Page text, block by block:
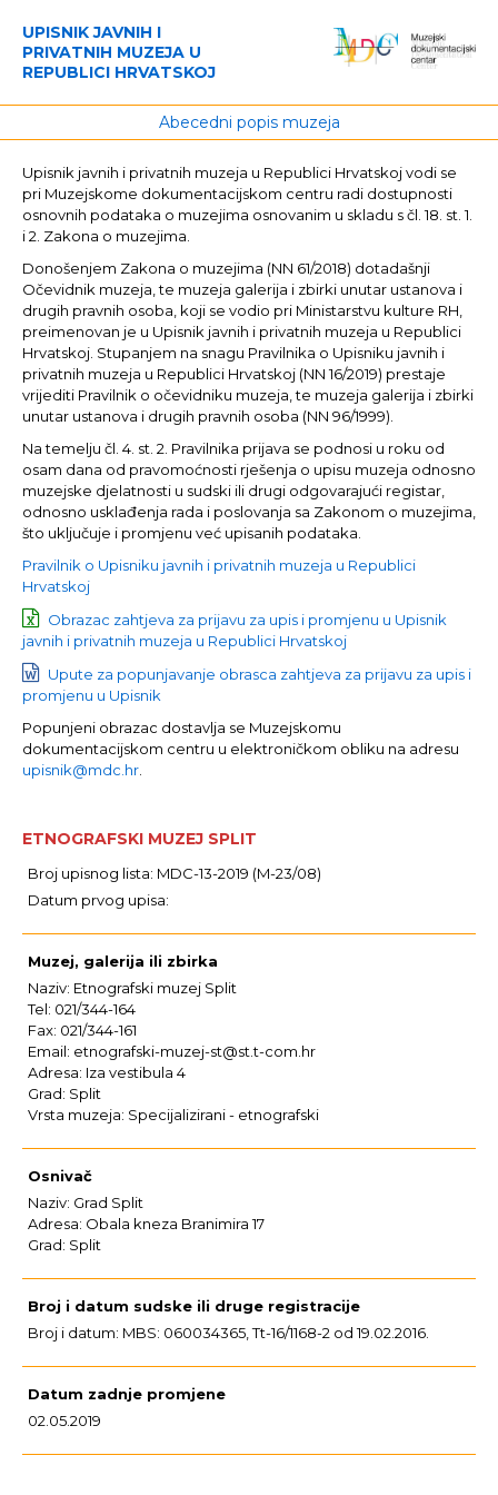
UPISNIK JAVNIH I
PRIVATNIH MUZEJA U
REPUBLICI HRVATSKOJ
Abecedni popis muzeja
Upisnik javnih i privatnih muzeja u Republici Hrvatskoj vodi se
pri Muzejskome dokumentacijskom centru radi dostupnosti
osnovnih podataka o muzejima osnovanim u skladu s čl. 18. st. 1.
i 2. Zakona o muzejima.
Donošenjem Zakona o muzejima (NN 61/2018) dotadašnji
Očevidnik muzeja, te muzeja galerija i zbirki unutar ustanova i
drugih pravnih osoba, koji se vodio pri Ministarstvu kulture RH,
preimenovan je u Upisnik javnih i privatnih muzeja u Republici
Hrvatskoj. Stupanjem na snagu Pravilnika o Upisniku javnih i
privatnih muzeja u Republici Hrvatskoj (NN 16/2019) prestaje
vrijediti Pravilnik o očevidniku muzeja, te muzeja galerija i zbirki
unutar ustanova i drugih pravnih osoba (NN 96/1999).
Na temelju čl. 4. st. 2. Pravilnika prijava se podnosi u roku od
osam dana od pravomoćnosti rješenja o upisu muzeja odnosno
muzejske djelatnosti u sudski ili drugi odgovarajući registar,
odnosno usklađenja rada i poslovanja sa Zakonom o muzejima,
što uključuje i promjenu već upisanih podataka.
Pravilnik o Upisniku javnih i privatnih muzeja u Republici
Hrvatskoj
Obrazac zahtjeva za prijavu za upis i promjenu u Upisnik
javnih i privatnih muzeja u Republici Hrvatskoj
Upute za popunjavanje obrasca zahtjeva za prijavu za upis i
promjenu u Upisnik
Popunjeni obrazac dostavlja se Muzejskomu
dokumentacijskom centru u elektroničkom obliku na adresu
upisnik@mdc.hr
ETNOGRAFSKI MUZEJ SPLIT
Broj upisnog lista: MDC-13-2019 (M-23/08)
Datum prvog upisa:
Muzej, galerija ili zbirka
Naziv: Etnografski muzej Split
Tel: 021/344-164
Fax: 021/344-161
Email: etnografski-muzej-st@st.t-com.hr
Adresa: Iza vestibula 4
Grad: Split
Vrsta muzeja: Specijalizirani - etnografski
Osnivač
Naziv: Grad Split
Adresa: Obala kneza Branimira 17
Grad: Split
Broj i datum sudske ili druge registracije
Broj i datum: MBS: 060034365, Tt-16/1168-2 od 19.02.2016.
Datum zadnje promjene
02.05.2019